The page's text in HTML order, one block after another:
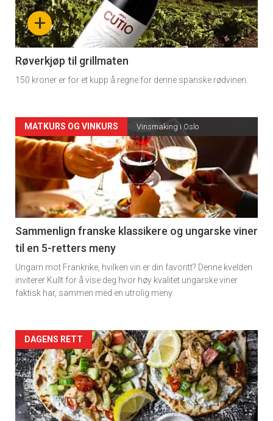
nå
-
4
+
Røverkjøp til grillmaten
150 kroner er for et kupp å regne for denne spanske rødvinen.
Forsiden
akkurat
nå
-
5
MATKURS OG VINKURS Vinsmaking i Oslo
Sammenlign franske klassikere og ungarske viner
til en 5-retters meny
Ungarn mot Frankrike, hvilken vin er din favoritt? Denne kvelden
inviterer Kullt for å vise deg hvor høy kvalitet ungarske viner
faktisk har, sammen med en utrolig meny.
Forsiden
akkurat
nå
DAGENS RETT